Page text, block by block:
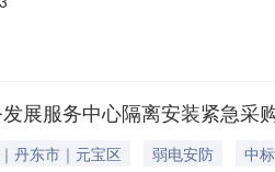
染的肺炎疫情防控期间政府采购工
展服务中心隔离安装紧急采
丹东市｜元宝区 弱电安防
中